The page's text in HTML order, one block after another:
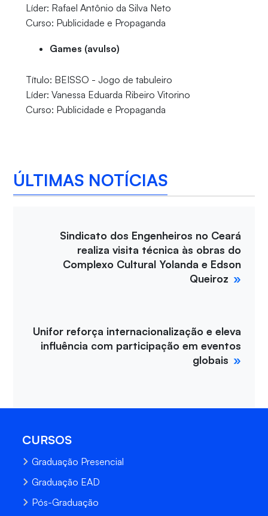
Líder: Rafael Antônio da Silva Neto
Curso: Publicidade e Propaganda
Games (avulso)
Título: BEISSO - Jogo de tabuleiro
Líder: Vanessa Eduarda Ribeiro Vitorino
Curso: Publicidade e Propaganda
ÚLTIMAS NOTÍCIAS
Sindicato dos Engenheiros no Ceará
realiza visita técnica às obras do
Complexo Cultural Yolanda e Edson
Queiroz
Unifor reforça internacionalização e eleva
influência com participação em eventos
globais
CURSOS
Graduação Presencial
Graduação EAD
Pós-Graduação